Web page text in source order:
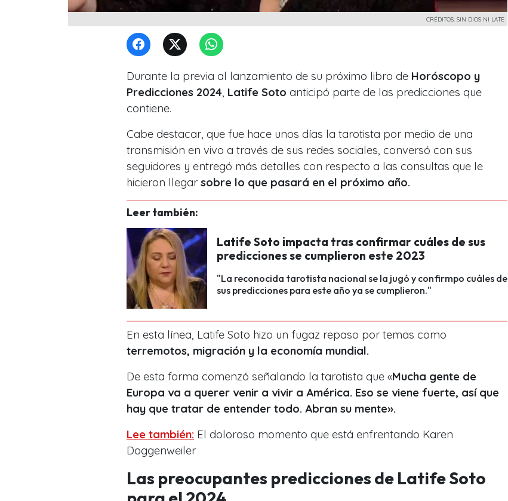
CRÉDITOS: SIN DIOS NI LATE
Durante la previa al lanzamiento de su próximo libro de Horóscopo y
Predicciones 2024 Latife Soto anticipó parte de las predicciones que
contiene.
Cabe destacar, que fue hace unos días la tarotista por medio de una
transmisión en vivo a través de sus redes sociales, conversó con sus
seguidores y entregó más detalles con respecto a las consultas que le
hicieron llegar sobre lo que pasará en el próximo año.
Leer también:
Latife Soto impacta tras confirmar cuáles de sus
predicciones se cumplieron este 2023
"La reconocida tarotista nacional se la jugó y confirmpo cuáles de
sus predicciones para este año ya se cumplieron."
En esta línea, Latife Soto hizo un fugaz repaso por temas como
terremotos, migración y la economía mundial.
De esta forma comenzó señalando la tarotista que «Mucha gente de
Europa va a querer venir a vivir a América. Eso se viene fuerte, así que
hay que tratar de entender todo. Abran su mente».
Lee también: El doloroso momento que está enfrentando Karen
Doggenweiler
Las preocupantes predicciones de Latife Soto